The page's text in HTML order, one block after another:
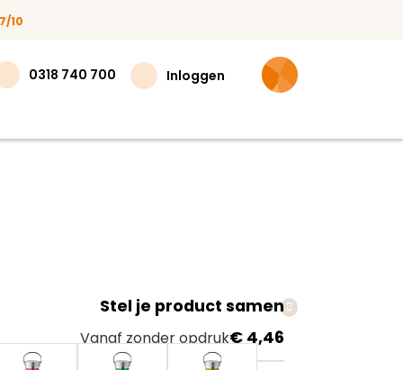
10
0318 740 700 Inloggen
Stel je product samen
Vanaf zonder opdruk€ 4,46